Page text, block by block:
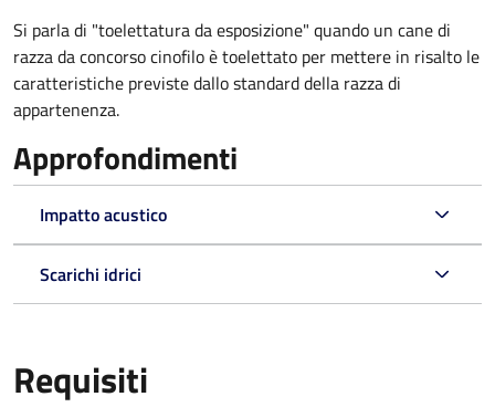
Si parla di "toelettatura da esposizione" quando un cane di
razza da concorso cinofilo è toelettato per mettere in risalto le
caratteristiche previste dallo standard della razza di
appartenenza.
Approfondimenti
Impatto acustico
Scarichi idrici
Requisiti